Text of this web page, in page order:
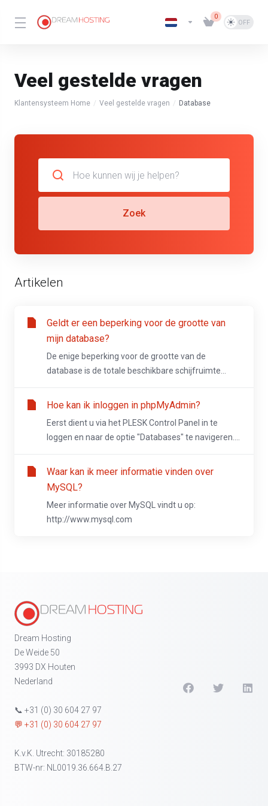
0
Veel gestelde vragen
Klantensysteem Home Veel gestelde vragen Database
Zoek
Artikelen
Geldt er een beperking voor de grootte van
mijn database?
De enige beperking voor de grootte van de
database is de totale beschikbare schijfruimte...
Hoe kan ik inloggen in phpMyAdmin?
Eerst dient u via het PLESK Control Panel in te
loggen en naar de optie "Databases" te navigeren....
Waar kan ik meer informatie vinden over
MySQL?
Meer informatie over MySQL vindt u op:
http://www.mysql.com
Dream Hosting
De Weide 50
3993 DX Houten
Nederland
📞 +31 (0) 30 604 27 97
💬 +31 (0) 30 604 27 97
K.v.K. Utrecht: 30185280
BTW-nr: NL0019.36.664.B.27